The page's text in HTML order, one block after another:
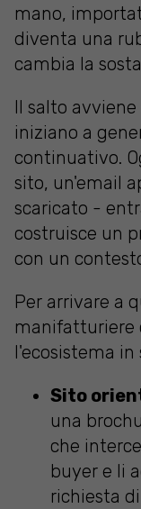
mano,
diventa una
cambia la
Il salto
iniziano a
continuativo.
sito, un'email
scaricato -
costruisce un
con un
Per arrivare a
manifatturiere
l'ecosistema in
Sito
una
che
buyer e li
richiesta